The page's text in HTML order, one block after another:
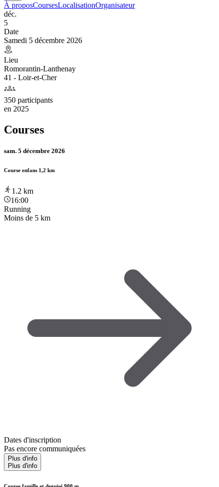
À proposCoursesLocalisationOrganisateur
déc.
5
Date
Samedi 5 décembre 2026
Lieu
Romorantin-Lanthenay
41 - Loir-et-Cher
350 participants
en 2025
Courses
sam. 5 décembre 2026
Course enfans 1,2 km
1.2 km
16:00
Running
Moins de 5 km
Dates d'inscription
Pas encore communiquées
Plus d'info
Plus d'info